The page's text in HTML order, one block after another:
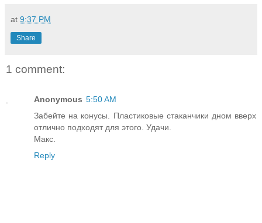
at 9:37 PM
Share
1 comment:
Anonymous 5:50 AM
Забейте на конусы. Пластиковые стаканчики дном вверх
отлично подходят для этого. Удачи.
Макс.
Reply